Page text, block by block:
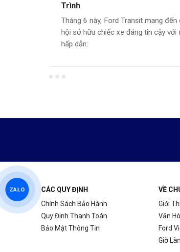
Trình
Tháng 6 này, Ford Transit mang
hội sở hữu chiếc xe đáng tin cậy với
hấp dẫn:
CÁC QUY ĐỊNH
Chính Sách Bảo Hành
Quy Định Thanh Toán
Bảo Mật Thông Tin
VỀ
Giới
Văn
Ford
Giờ
ZALO